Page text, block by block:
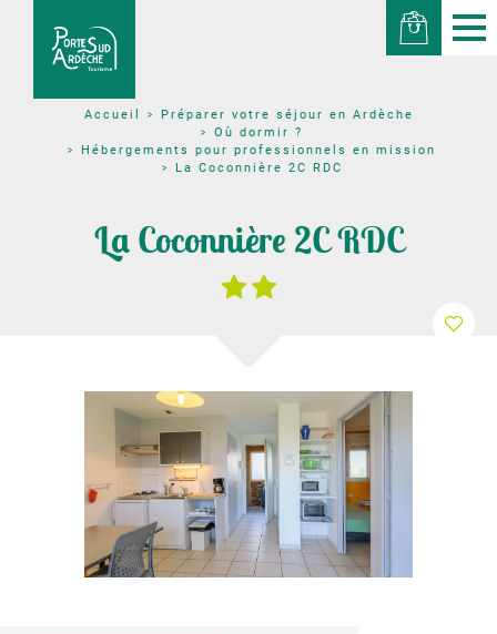
Accueil
Préparer votre séjour en Ardèche
Où dormir ?
Hébergements pour professionnels en mission
La Coconnière 2C RDC
La Coconnière 2C RDC